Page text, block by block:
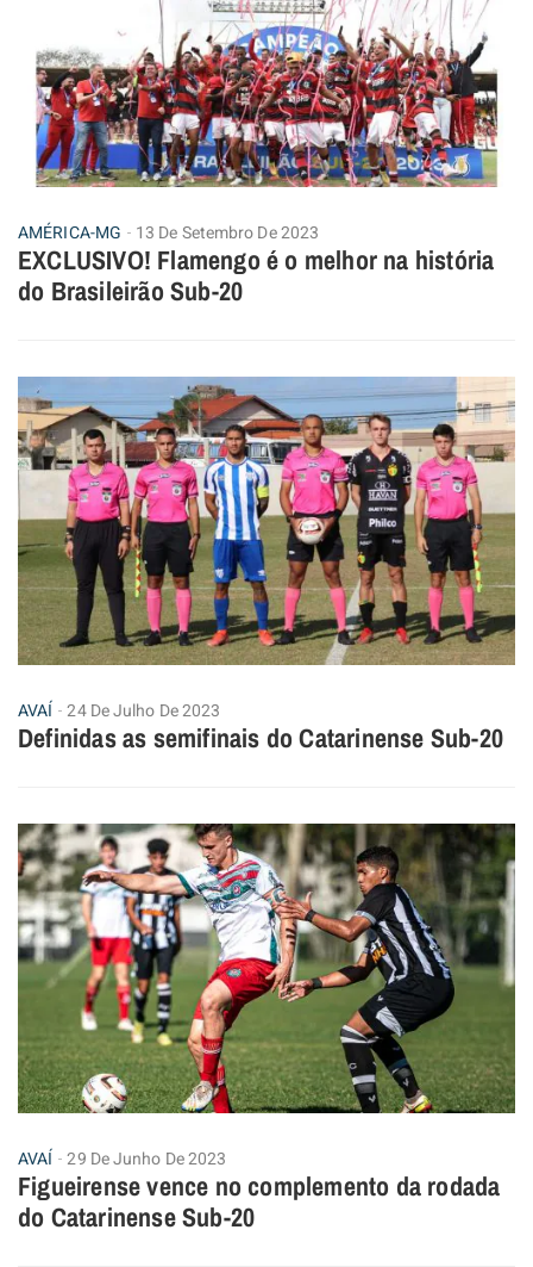
AMÉRICA-MG 13 De Setembro De 2023
EXCLUSIVO! Flamengo é o melhor na história
do Brasileirão Sub-20
AVAÍ 24 De Julho De 2023
Definidas as semifinais do Catarinense Sub-20
AVAÍ 29 De Junho De 2023
Figueirense vence no complemento da rodada
do Catarinense Sub-20